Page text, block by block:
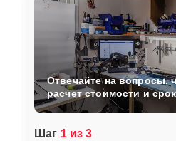
Шаг 1 из 3
Отвечайте на вопросы,
расчет стоимости и